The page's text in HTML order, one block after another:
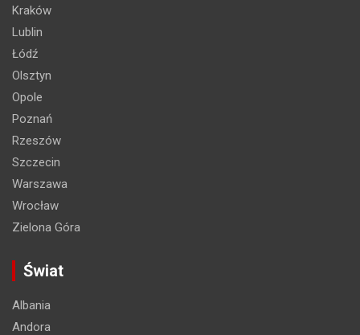
Kraków
Lublin
Łódź
Olsztyn
Opole
Poznań
Rzeszów
Szczecin
Warszawa
Wrocław
Zielona Góra
Świat
Albania
Andora